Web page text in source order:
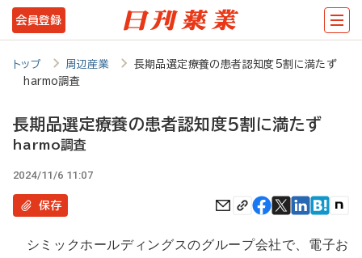
メ
イ
テ
ツ
に
会員登録
トップ 周辺産業
長期品選定療養の患者認知度5割に満たず
harmo調査
長期品選定療養の患者認知度5割に満たず
harmo調査
2024/11/6 11:07
保存
シミックホールディングスのグループ会社で、電子お